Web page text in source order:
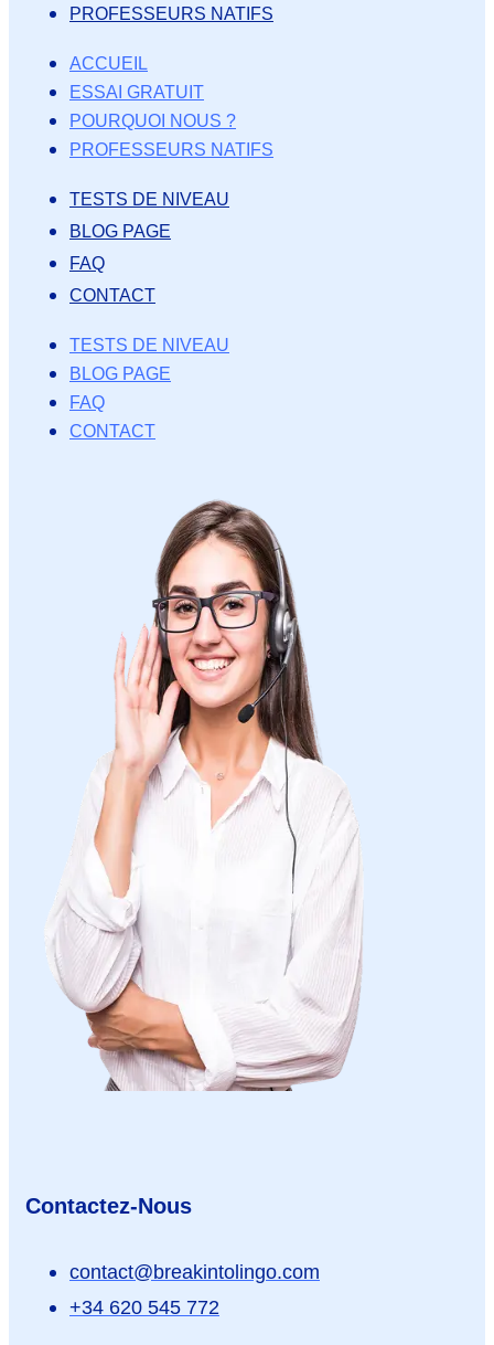
PROFESSEURS NATIFS
ACCUEIL
ESSAI GRATUIT
POURQUOI NOUS ?
PROFESSEURS NATIFS
TESTS DE NIVEAU
BLOG PAGE
FAQ
CONTACT
TESTS DE NIVEAU
BLOG PAGE
FAQ
CONTACT
Contactez-Nous
contact@breakintolingo.com
+34 620 545 772